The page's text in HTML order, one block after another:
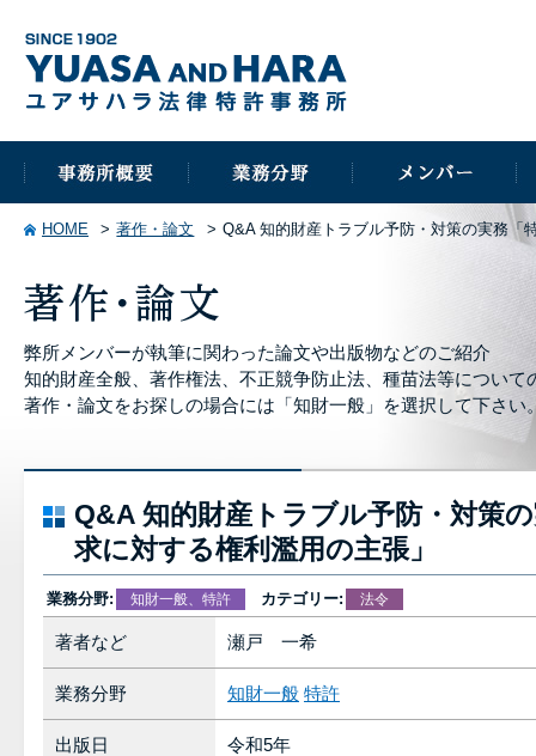
HOME 著作・論文 Q&A 知的財産トラブル予防・対策の実務「
弊所メンバーが執筆に関わった論文や出版物などのご紹介
知的財産全般、著作権法、不正競争防止法、種苗法等について
著作・論文をお探しの場合には「知財一般」を選択して下さい
Q&A 知的財産トラブル予防・対策
求に対する権利濫用の主張」
業務分野: 知財一般、特許 カテゴリー: 法令
著者など 瀬戸 一希
業務分野 知財一般 特許
出版日 令和5年